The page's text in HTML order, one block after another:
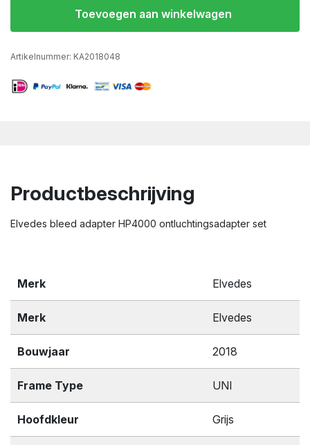
Toevoegen aan winkelwagen
Artikelnummer: KA2018048
Productbeschrijving
Elvedes bleed adapter HP4000 ontluchtingsadapter set
Merk Elvedes
Merk Elvedes
Bouwjaar 2018
Frame Type UNI
Hoofdkleur Grijs